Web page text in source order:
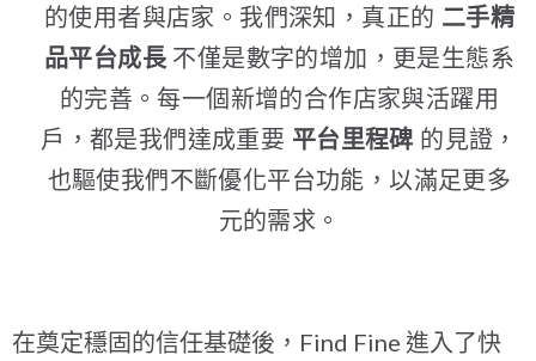
的使用者與店家。我們深知，真正的 二手精
品平台成長不僅是數字的增加，更是生態系
的完善。每一個新增的合作店家與活躍用
戶，都是我們達成重要 平台里程碑 的見證，
也驅使我們不斷優化平台功能，以滿足更多
元的需求。
在奠定穩固的信任基礎後，Find Fine 進入了快